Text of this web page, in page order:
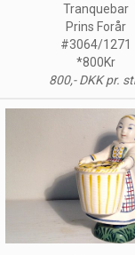
Tranquebar
Prins Forår
#3064/1271
*800Kr
800,- DKK pr.